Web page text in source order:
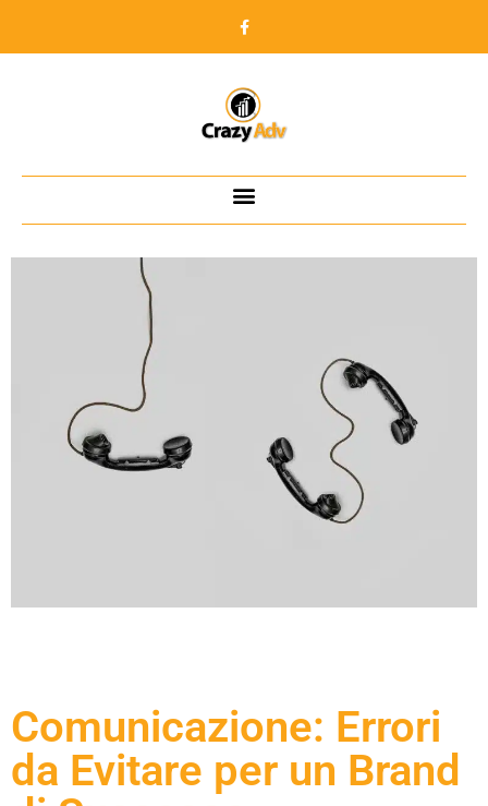
Comunicazione: Errori
da Evitare per un Brand